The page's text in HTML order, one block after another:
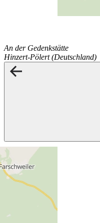
An der Gedenkstätte
Hinzert-Pölert (Deutschland)